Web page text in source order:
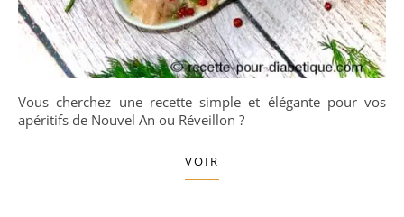
Vous cherchez une recette simple et élégante pour vos
apéritifs de Nouvel An ou Réveillon ?
VOIR